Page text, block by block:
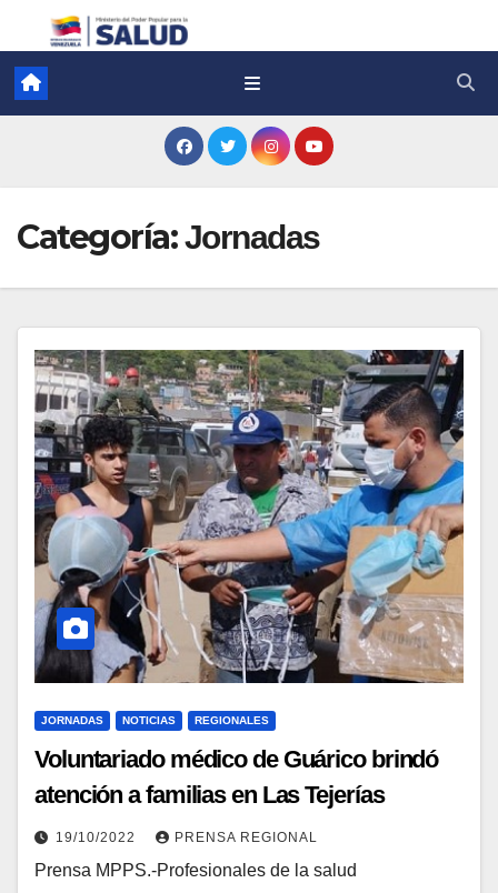
Categoría:Jornadas
JORNADAS NOTICIAS REGIONALES
Voluntariado médico de Guárico brindó
atención a familias en Las Tejerías
19/10/2022 PRENSA REGIONAL
Prensa MPPS.-Profesionales de la salud